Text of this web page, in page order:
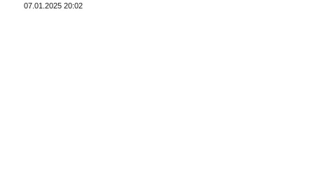
07.01.2025 20:02